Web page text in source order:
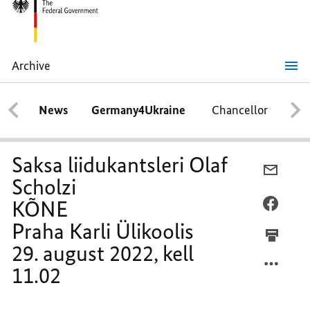
Archive
Saksa
liidukantsleri
Olaf
Scholzi
KÕNE
Praha
Karli
Ülikoolis
29.
august 2022,
kell
11.02
News Germany4Ukraine Chancellor
Saksa liidukantsleri Olaf
Scholzi
KÕNE
Praha Karli Ülikoolis
29. august 2022, kell
11.02